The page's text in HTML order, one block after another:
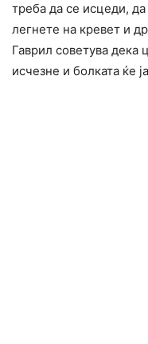
треба да се исцеди,
легнете на кревет и
Гаврил советува дека
исчезне и болката ќе